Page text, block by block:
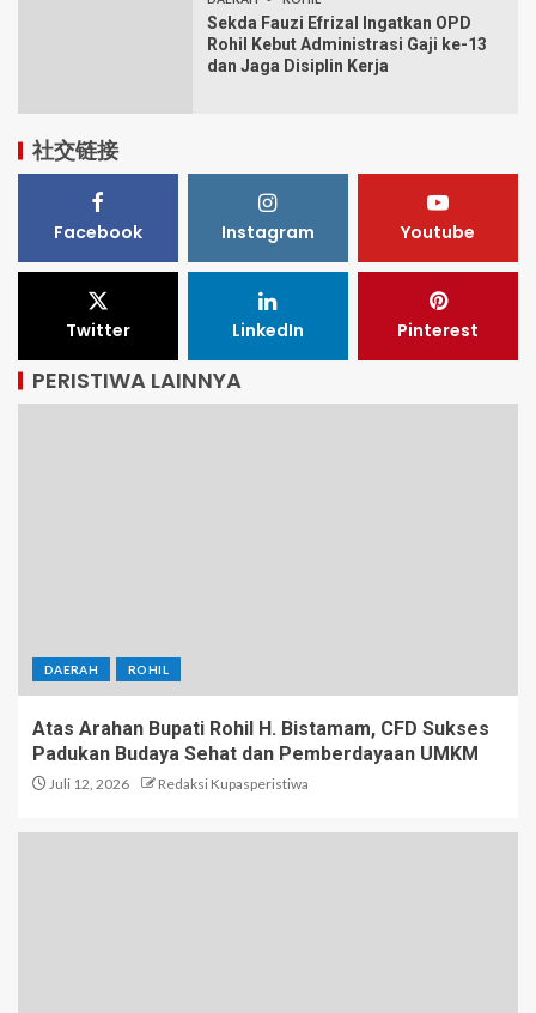
Sekda Fauzi Efrizal Ingatkan OPD
Rohil Kebut Administrasi Gaji ke-13
dan Jaga Disiplin Kerja
社交链接
Facebook Instagram Youtube
Twitter LinkedIn Pinterest
PERISTIWA LAINNYA
DAERAH ROHIL
Atas Arahan Bupati Rohil H. Bistamam, CFD Sukses
Padukan Budaya Sehat dan Pemberdayaan UMKM
Juli 12, 2026 Redaksi Kupasperistiwa